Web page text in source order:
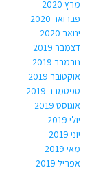
מרץ 2020
פברואר 2020
ינואר 2020
דצמבר 2019
נובמבר 2019
אוקטובר 2019
ספטמבר 2019
אוגוסט 2019
יולי 2019
יוני 2019
מאי 2019
אפריל 2019